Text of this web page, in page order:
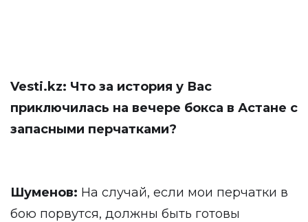
Vesti.kz: Что за история у Вас
приключилась на вечере бокса в Астане с
запасными перчатками?
Шуменов: На случай, если мои перчатки в
бою порвутся, должны быть готовы